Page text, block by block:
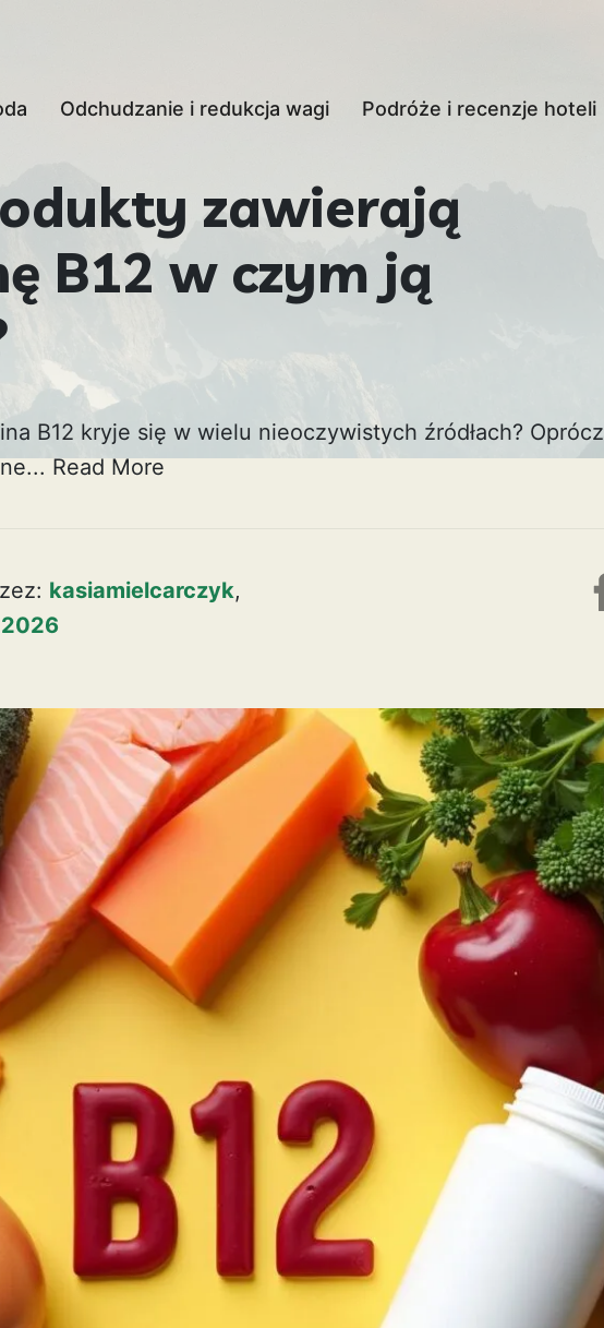
Odchudzanie i redukcja wagi Podróże i recenzje hoteli
zawierają
B12 w czym ją
B12 kryje się w wielu nieoczywistych źródłach? Oprócz
Read More
kasiamielcarczyk,